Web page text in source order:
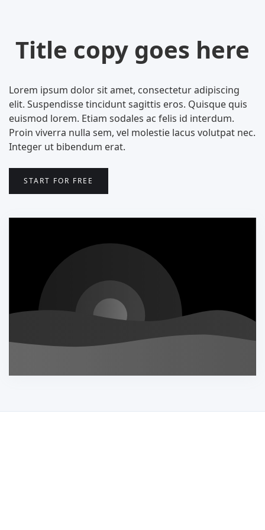
Title copy goes here
Lorem ipsum dolor sit amet, consectetur adipiscing
elit. Suspendisse tincidunt sagittis eros. Quisque quis
euismod lorem. Etiam sodales ac felis id interdum.
Proin viverra nulla sem, vel molestie lacus volutpat nec.
Integer ut bibendum erat.
START FOR FREE